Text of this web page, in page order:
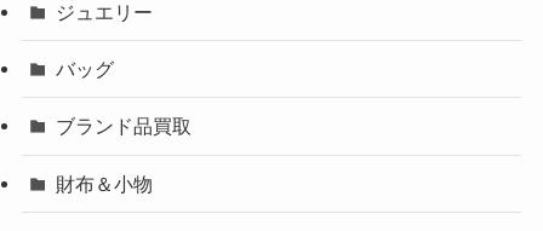
ジュエリー
バッグ
ブランド品買取
財布＆小物